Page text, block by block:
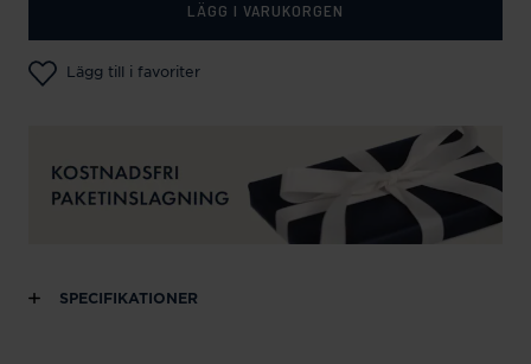
LÄGG I VARUKORGEN
Lägg till i favoriter
SPECIFIKATIONER